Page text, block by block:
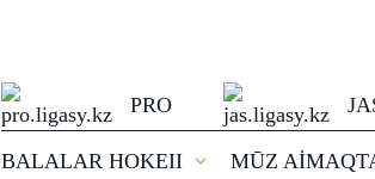
PRO
BALALAR HOKEII
MŪZ